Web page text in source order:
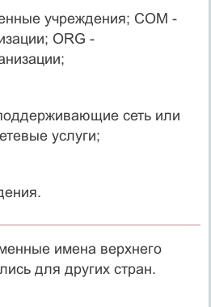
учреждения; COM -
ORG -
сеть или
услуги;
имена верхнего
для других стран.